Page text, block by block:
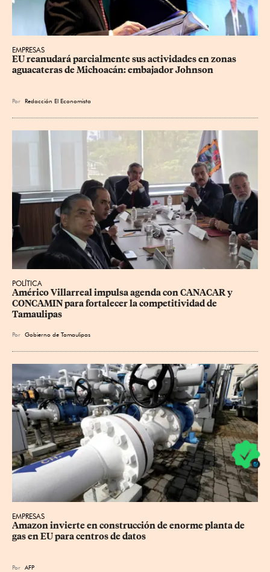
EMPRESAS
EU reanudará parcialmente sus actividades en zonas
aguacateras de Michoacán: embajador Johnson
Por Redacción El Economista
POLÍTICA
Américo Villarreal impulsa agenda con CANACAR y
CONCAMIN para fortalecer la competitividad de
Tamaulipas
Por Gobierno de Tamaulipas
EMPRESAS
Amazon invierte en construcción de enorme planta de
gas en EU para centros de datos
Por AFP